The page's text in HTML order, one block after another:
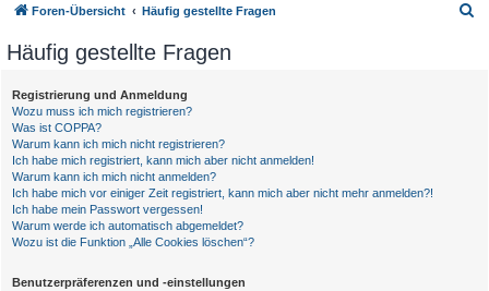
Foren-Übersicht Häufig gestellte Fragen
Häufig gestellte Fragen
Registrierung und Anmeldung
Wozu muss ich mich registrieren?
Was ist COPPA?
Warum kann ich mich nicht registrieren?
Ich habe mich registriert, kann mich aber nicht anmelden!
Warum kann ich mich nicht anmelden?
Ich habe mich vor einiger Zeit registriert, kann mich aber nicht mehr anmelden?!
Ich habe mein Passwort vergessen!
Warum werde ich automatisch abgemeldet?
Wozu ist die Funktion „Alle Cookies löschen“?
Benutzerpräferenzen und -einstellungen